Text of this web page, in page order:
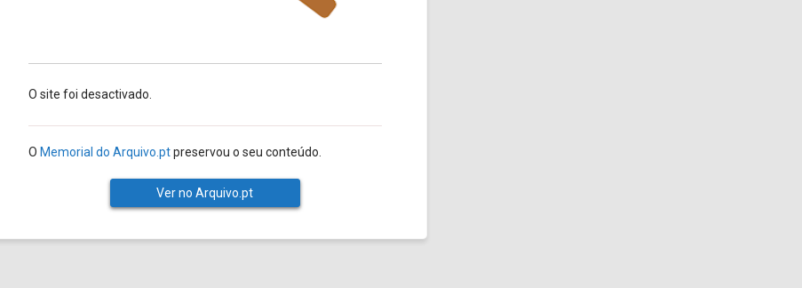
O site foi desactivado.
O Memorial do Arquivo.ptpreservou o seu conteúdo.
Ver no Arquivo.pt